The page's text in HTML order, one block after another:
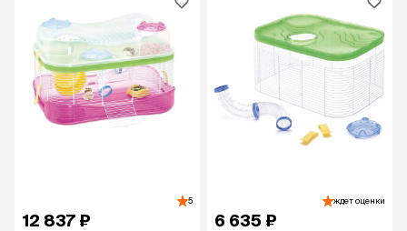
5
12 837 ₽
ждет оценки
6 635 ₽